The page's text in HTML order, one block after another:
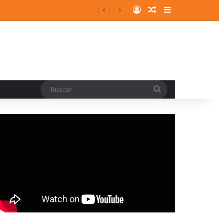
Log InRandom Article
Sidebar